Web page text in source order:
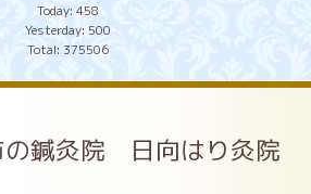
Today: 458
Yesterday: 500
Total: 375506
の鍼灸院 日向はり灸院